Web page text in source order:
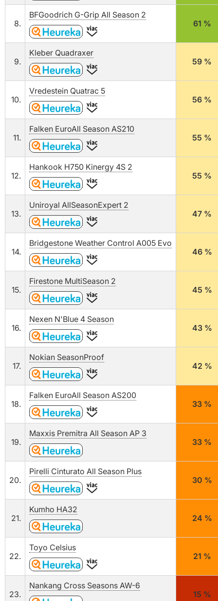
8.
BFGoodrich G-Grip All Season 2
61 %
9.
Kleber Quadraxer
59 %
10.
Vredestein Quatrac 5
56 %
11.
Falken EuroAll Season AS210
55 %
12.
Hankook H750 Kinergy 4S 2
55 %
13.
Uniroyal AllSeasonExpert 2
47 %
14.
Bridgestone Weather Control A005 Evo
46 %
15.
Firestone MultiSeason 2
45 %
16.
Nexen N'Blue 4 Season
43 %
17.
Nokian SeasonProof
42 %
18.
Falken EuroAll Season AS200
33 %
19.
Maxxis Premitra All Season AP 3
33 %
20.
Pirelli Cinturato All Season Plus
30 %
21.
Kumho HA32
24 %
22.
Toyo Celsius
21 %
23.
Nankang Cross Seasons AW-6
15 %